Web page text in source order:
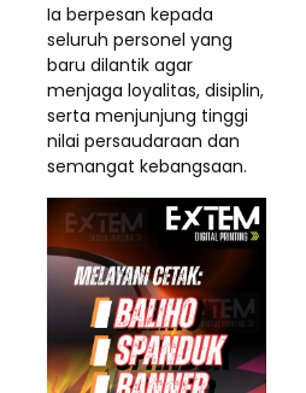
Ia berpesan kepada
seluruh personel yang
baru dilantik agar
menjaga loyalitas, disiplin,
serta menjunjung tinggi
nilai persaudaraan dan
semangat kebangsaan.